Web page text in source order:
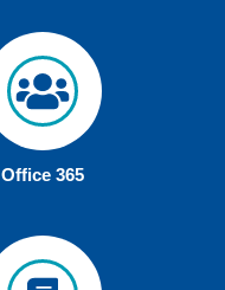
Office 365